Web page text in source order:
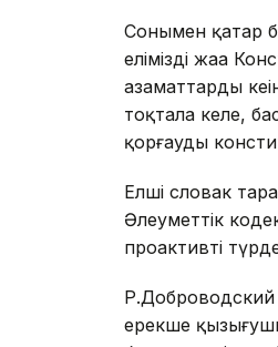
Сонымен қатар
еліміздің жаңа
азаматтардың
тоқтала келе,
қорғаудың
Елші словак
Әлеуметтік
проактивті
Р.Доброводский
ерекше